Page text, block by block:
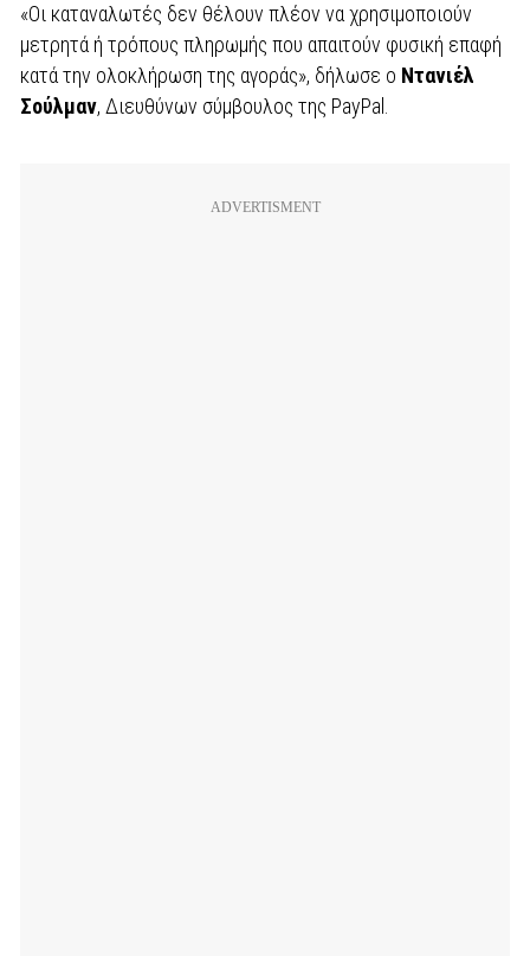
«Οι καταναλωτές δεν θέλουν πλέον να χρησιμοποιούν
μετρητά ή τρόπους πληρωμής που απαιτούν φυσική επαφή
κατά την ολοκλήρωση της αγοράς», δήλωσε ο Ντανιέλ
Σούλμαν, Διευθύνων σύμβουλος της PayPal.